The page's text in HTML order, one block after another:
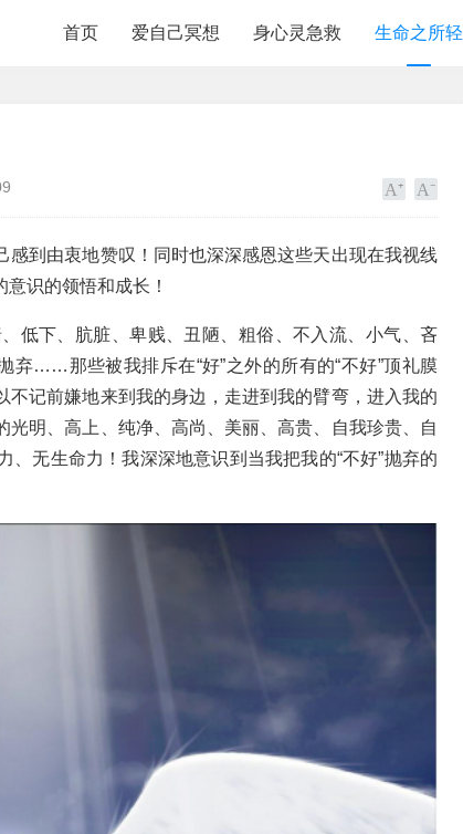
首页 爱自己冥想 身心灵急救 生命之所轻
到由衷地赞叹！同时也深深感恩这些天出现在我视线
识的领悟和成长！
低下、肮脏、卑贱、丑陋、粗俗、不入流、小气、吝
弃……那些被我排斥在“好”之外的所有的“不好”顶礼膜
记前嫌地来到我的身边，走进到我的臂弯，进入我的
明、高上、纯净、高尚、美丽、高贵、自我珍贵、自
无生命力！我深深地意识到当我把我的“不好”抛弃的